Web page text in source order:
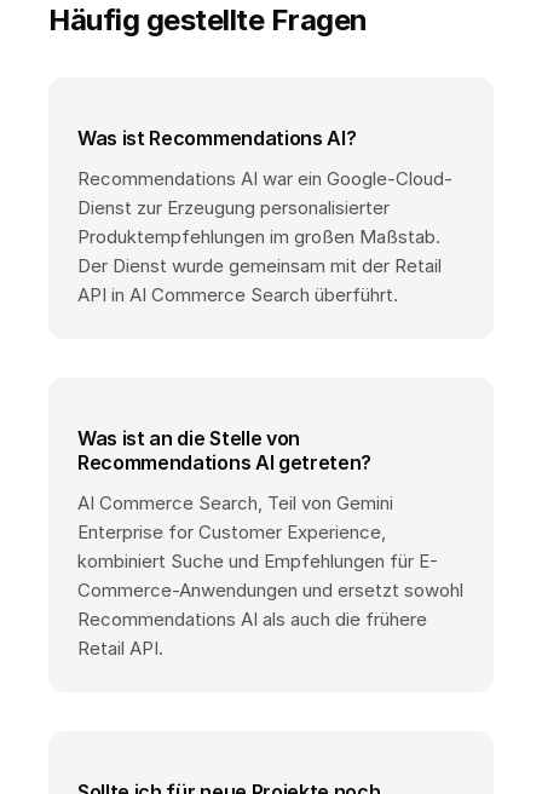
Häufig gestellte Fragen
Was ist Recommendations AI?
Recommendations AI war ein Google-Cloud-
Dienst zur Erzeugung personalisierter
Produktempfehlungen im großen Maßstab.
Der Dienst wurde gemeinsam mit der Retail
API in AI Commerce Search überführt.
Was ist an die Stelle von
Recommendations AI getreten?
AI Commerce Search, Teil von Gemini
Enterprise for Customer Experience,
kombiniert Suche und Empfehlungen für E-
Commerce-Anwendungen und ersetzt sowohl
Recommendations AI als auch die frühere
Retail API.